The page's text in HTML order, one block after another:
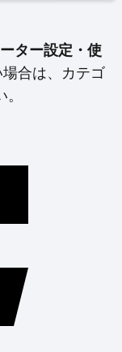
ター設定・使
合は、カテゴ